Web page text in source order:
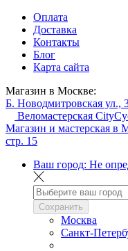
Оплата
Доставка
Контакты
Блог
Карта сайта
Магазин в Москве:
Б. Новодмитровская ул.,
Веломастерская
Магазин и мастерская в
стр. 15
Ваш город: Не
Сохранить
Москва
Санкт-